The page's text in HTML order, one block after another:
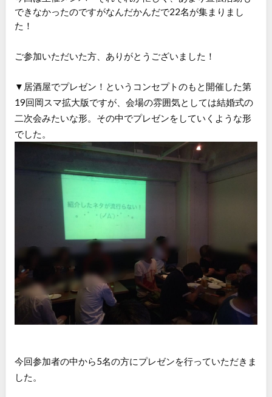
できなかったのですがなんだかんだで22名が集まりまし
た！
ご参加いただいた方、ありがとうございました！
▼居酒屋でプレゼン！というコンセプトのもと開催した第
19回岡スマ拡大版ですが、会場の雰囲気としては結婚式の
二次会みたいな形。その中でプレゼンをしていくような形
でした。
今回参加者の中から5名の方にプレゼンを行っていただきま
した。